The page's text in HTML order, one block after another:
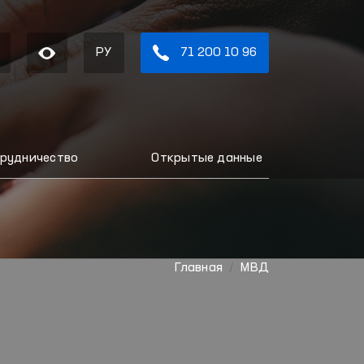
РУ 71 200 10 96
Открытые данные
Главная МВД